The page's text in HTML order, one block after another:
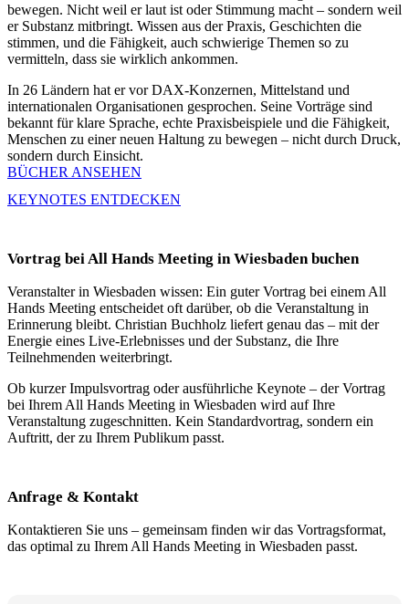
bewegen. Nicht weil er laut ist oder Stimmung macht – sondern weil
er Substanz mitbringt. Wissen aus der Praxis, Geschichten die
stimmen, und die Fähigkeit, auch schwierige Themen so zu
vermitteln, dass sie wirklich ankommen.
In 26 Ländern hat er vor DAX-Konzernen, Mittelstand und
internationalen Organisationen gesprochen. Seine Vorträge sind
bekannt für klare Sprache, echte Praxisbeispiele und die Fähigkeit,
Menschen zu einer neuen Haltung zu bewegen – nicht durch Druck,
sondern durch Einsicht.
BÜCHER ANSEHEN
KEYNOTES ENTDECKEN
Vortrag bei All Hands Meeting in Wiesbaden buchen
Veranstalter in Wiesbaden wissen: Ein guter Vortrag bei einem All
Hands Meeting entscheidet oft darüber, ob die Veranstaltung in
Erinnerung bleibt. Christian Buchholz liefert genau das – mit der
Energie eines Live-Erlebnisses und der Substanz, die Ihre
Teilnehmenden weiterbringt.
Ob kurzer Impulsvortrag oder ausführliche Keynote – der Vortrag
bei Ihrem All Hands Meeting in Wiesbaden wird auf Ihre
Veranstaltung zugeschnitten. Kein Standardvortrag, sondern ein
Auftritt, der zu Ihrem Publikum passt.
Anfrage & Kontakt
Kontaktieren Sie uns – gemeinsam finden wir das Vortragsformat,
das optimal zu Ihrem All Hands Meeting in Wiesbaden passt.